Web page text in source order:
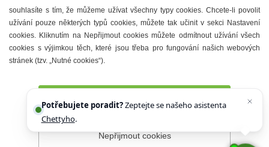
Restaurace
Městské muzeum a galerie
Denní meníčka
Prohlášení o přístupnosti Správce webu
souhlasíte s tím, že můžeme užívat všechny typy cookies. Chcete-li povolit
užívání pouze některých typů cookies, můžete tak učinit v sekci Nastavení
cookies. Kliknutím na Nepřijmout cookies můžete odmítnout užívání všech
cookies s výjimkou těch, které jsou třeba pro fungování našich webových
stránek (tzv. „Nutné cookies“).
Nepřijmout cookies
Potřebujete poradit?Zeptejte se našeho asistenta
Chettyho.